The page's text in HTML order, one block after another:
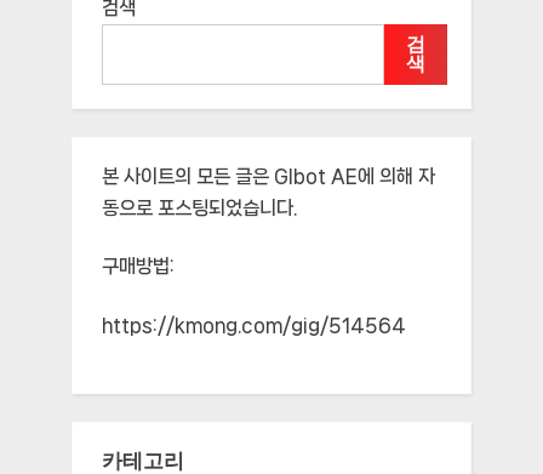
검색
검
색
본 사이트의 모든 글은 Glbot AE에 의해 자
동으로 포스팅되었습니다.
구매방법:
https://kmong.com/gig/514564
카테고리